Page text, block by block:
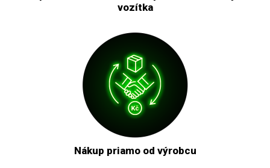
vozítka
Nákup priamo od výrobcu